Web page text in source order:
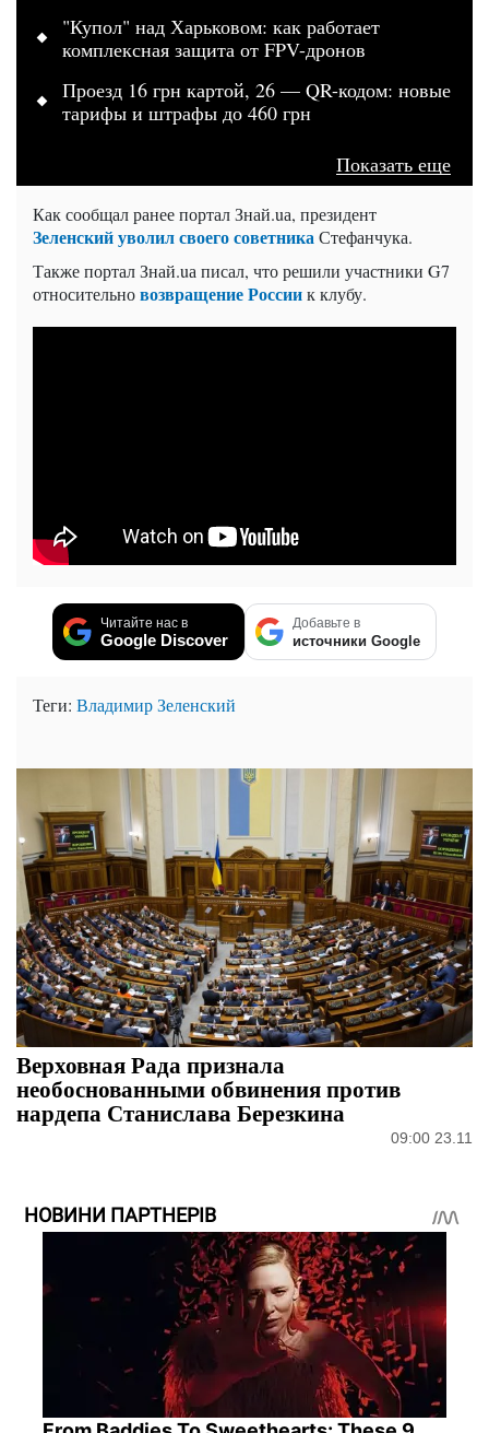
"Купол" над Харьковом: как работает
комплексная защита от FPV-дронов
Проезд 16 грн картой, 26 — QR-кодом: новые
тарифы и штрафы до 460 грн
Показать еще
Как сообщал ранее портал Знай.uа, президент
Зеленский уволил своего советникаСтефанчука.
Также портал Знай.uа писал, что решили участники G7
относительновозвращение Россиик клубу.
Читайте нас в
Google Discover
Добавьте в
источники Google
Теги: Владимир Зеленский
Верховная Рада признала
необоснованными обвинения против
нардепа Станислава Березкина
09:00 23.11
НОВИНИ ПАРТНЕРІВ